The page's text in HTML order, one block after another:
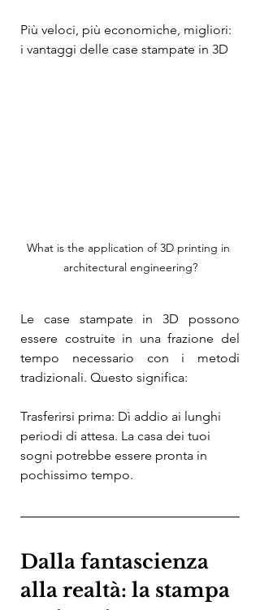
Più veloci, più economiche, migliori:
i vantaggi delle case stampate in 3D
What is the application of 3D printing in
architectural engineering?
Le case stampate in 3D possono
essere costruite in una frazione del
tempo necessario con i metodi
tradizionali. Questo significa:
Trasferirsi prima: Dì addio ai lunghi
periodi di attesa. La casa dei tuoi
sogni potrebbe essere pronta in
pochissimo tempo.
Dalla fantascienza
alla realtà: la stampa